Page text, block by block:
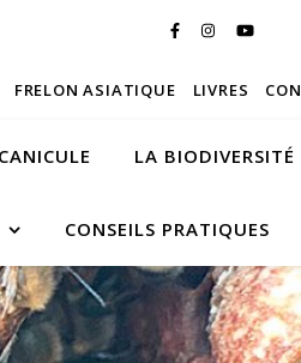
FRELON ASIATIQUE LIVRES
LA BIODIVERSITÉ
CONSEILS PRATIQUES